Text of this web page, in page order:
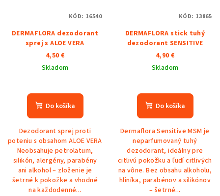
DERMAFLORA dezodorant
sprej s ALOE VERA
4,50 €
Skladom
Do košíka
Dezodorant sprej proti
poteniu s obsahom ALOE VERA
Neobsahuje petrolatum,
silikón, alergény, parabény
ani alkohol – zloženie je
šetrné k pokožke a vhodné
na každodenné...
KÓD: 16540
DERMAFLORA stick tuhý
dezodorant SENSITIVE
4,90 €
Skladom
Do košíka
Dermaflora Sensitive MSM je
neparfumovaný tuhý
dezodorant, ideálny pre
citlivú pokožku a ľudí citlivých
na vône. Bez obsahu alkoholu,
hliníka, parabénov a silikónov
– šetrné...
KÓD: 13865